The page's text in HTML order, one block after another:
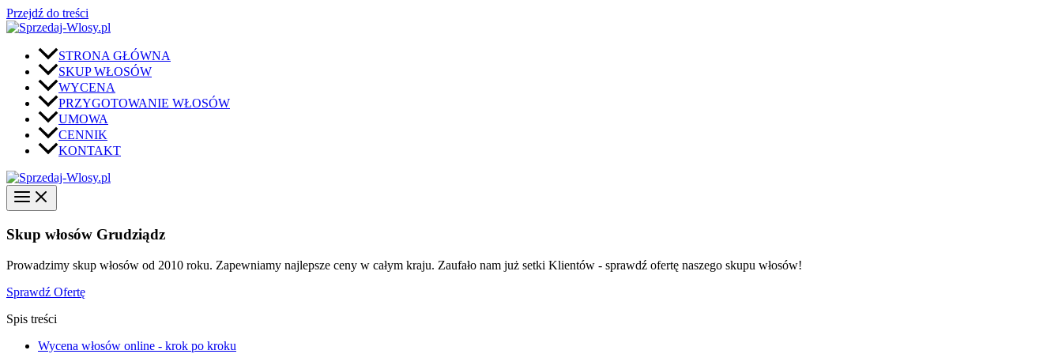
Przejdź do treści
STRONA GŁÓWNA
SKUP WŁOSÓW
WYCENA
PRZYGOTOWANIE WŁOSÓW
UMOWA
CENNIK
KONTAKT
Skup włosów Grudziądz
Prowadzimy skup włosów od 2010 roku. Zapewniamy najlepsze ceny w całym kraju. Zaufało nam już setki Klientów - sprawdź ofertę naszego skupu włosów!
Sprawdź Ofertę
Spis treści
Wycena włosów online - krok po kroku